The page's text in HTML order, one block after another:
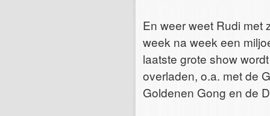
En weer weet Rudi met
week na week een
laatste grote show
overladen, o.a. met de
Goldenen Gong en de